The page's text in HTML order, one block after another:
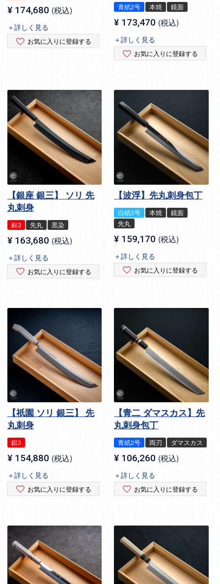
¥ 174,680 税込
＋詳しく見る
お気に入りに登録する
青紙2号 本焼 鏡面
¥ 173,470 税込
＋詳しく見る
お気に入りに登録する
【銀座 銀三】 ソリ 先
丸刺身
銀3 先丸 黒染
¥ 163,680 税込
＋詳しく見る
お気に入りに登録する
【波浮】先丸刺身包丁
白紙3号 本焼
鏡面
先丸
¥ 159,170 税込
＋詳しく見る
お気に入りに登録する
【祇園 ソリ 銀三】 先
丸刺身
銀3
¥ 154,880 税込
＋詳しく見る
お気に入りに登録する
【青二 ダマスカス】先
丸刺身包丁
青紙2号 両刃 ダマスカス
¥ 106,260 税込
＋詳しく見る
お気に入りに登録する